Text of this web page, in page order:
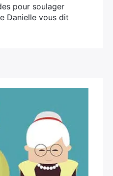
pour soulager
Danielle vous dit